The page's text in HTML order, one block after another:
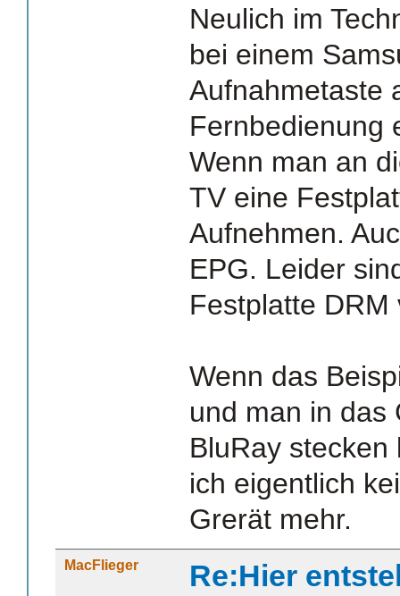
Neulich im
bei einem
Aufnahmetaste
Fernbedienung
Wenn man an
TV eine
Aufnehmen.
EPG. Leider
Festplatte DRM
Wenn das
und man in das
BluRay
ich eigentlich
Grerät mehr.
MacFlieger Re:Hier